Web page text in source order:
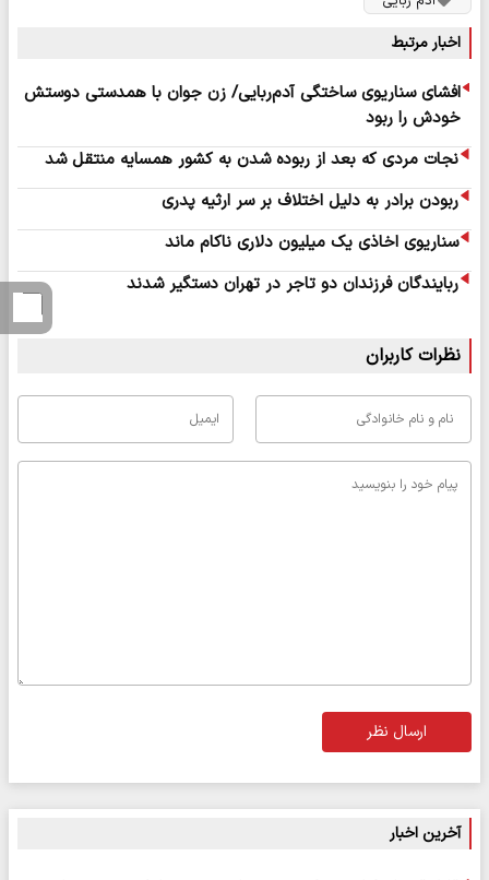
اخبار مرتبط
افشای سناریوی ساختگی آدم‌ربایی/ زن جوان با همدستی دوستش
خودش را ربود
نجات مردی که بعد از ربوده شدن به کشور همسایه منتقل شد
ربودن برادر به دلیل اختلاف بر سر ارثیه پدری
سناریوی اخاذی یک میلیون دلاری ناکام ماند
ربایندگان فرزندان دو تاجر در تهران دستگیر شدند
نظرات کاربران
ارسال نظر
آخرین اخبار